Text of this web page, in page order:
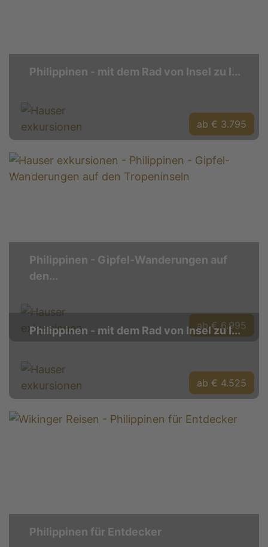
Philippinen - mit dem Rad von Insel zu I...
ab € 3.795
Philippinen - Gipfel-Wanderungen auf
den...
ab € 6.995
Philippinen - mit dem Rad von Insel zu I...
ab € 4.525
Philippinen für Entdecker